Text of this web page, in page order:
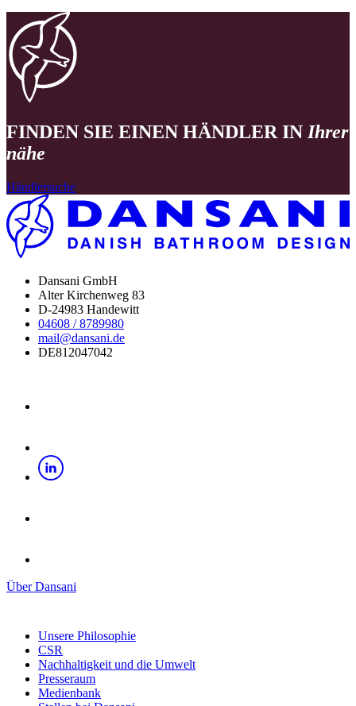
FINDEN SIE EINEN HÄNDLER IN Ihrer
nähe
Händlersuche
Dansani GmbH
Alter Kirchenweg 83
D-24983 Handewitt
04608 / 8789980
mail@dansani.de
DE812047042
Über Dansani
Unsere Philosophie
CSR
Nachhaltigkeit und die Umwelt
Presseraum
Medienbank